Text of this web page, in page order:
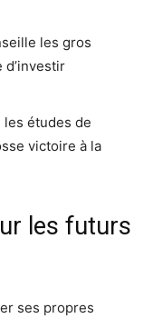
les gros
les études de
victoire à la
les futurs
ses propres